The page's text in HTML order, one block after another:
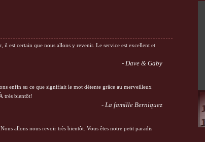
il est certain que nous allons y revenir. Le service est excellent et
- Dave & Gaby
enfin su ce que signifiait le mot détente grâce au merveilleux
très bientôt!
- La famille Berniquez
allons nous revoir très bientôt. Vous êtes notre petit paradis